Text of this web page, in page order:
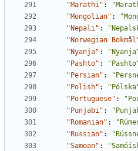
"Marathi" :
"Mongolian" :
"Nepali" :
"Norwegian
"Nyanja" :
"Pashto" :
"Persian" :
"Polish" :
"Portuguese" :
"Punjabi" :
"Romanian" :
"Russian" :
"Samoan" :